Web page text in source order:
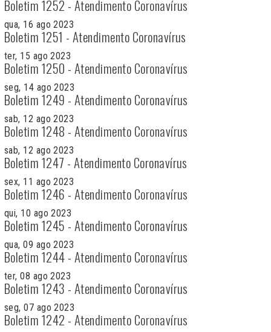
Boletim 1252 - Atendimento Coronavírus
qua, 16 ago 2023
Boletim 1251 - Atendimento Coronavírus
ter, 15 ago 2023
Boletim 1250 - Atendimento Coronavírus
seg, 14 ago 2023
Boletim 1249 - Atendimento Coronavírus
sab, 12 ago 2023
Boletim 1248 - Atendimento Coronavírus
sab, 12 ago 2023
Boletim 1247 - Atendimento Coronavírus
sex, 11 ago 2023
Boletim 1246 - Atendimento Coronavírus
qui, 10 ago 2023
Boletim 1245 - Atendimento Coronavírus
qua, 09 ago 2023
Boletim 1244 - Atendimento Coronavírus
ter, 08 ago 2023
Boletim 1243 - Atendimento Coronavírus
seg, 07 ago 2023
Boletim 1242 - Atendimento Coronavírus